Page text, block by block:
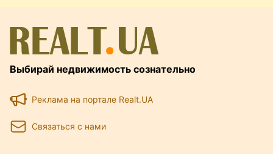
Выбирай недвижимость сознательно
Реклама на портале Realt.UA
Связаться с нами